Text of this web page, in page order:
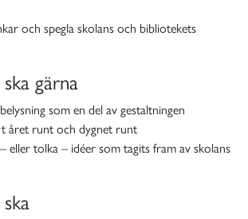
och spegla skolans och bibliotekets
gärna
som en del av gestaltningen
året runt och dygnet runt
eller tolka – idéer som tagits fram av skolans